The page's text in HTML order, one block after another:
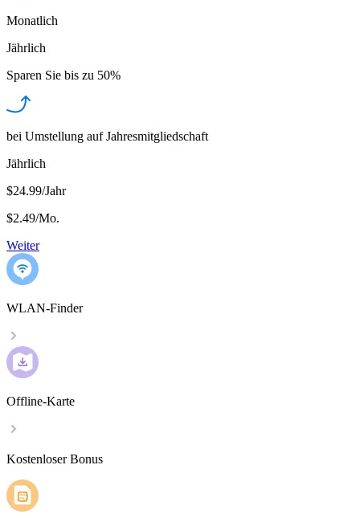
Monatlich
Jährlich
Sparen Sie bis zu 50%
bei Umstellung auf Jahresmitgliedschaft
Jährlich
$24.99/Jahr
$2.49/Mo.
Weiter
WLAN-Finder
Offline-Karte
Kostenloser Bonus